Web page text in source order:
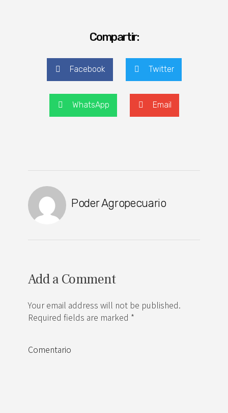
Compartir:
Facebook Twitter
WhatsApp Email
Poder Agropecuario
Add a Comment
Your email address will not be published.
Required fields are marked *
Comentario